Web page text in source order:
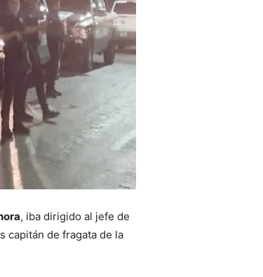
, iba dirigido al jefe de
capitán de fragata de la